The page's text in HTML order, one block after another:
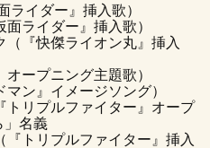
ライダー』挿入歌）
ライダー』挿入歌）
『快傑ライオン丸』挿入
ープニング主題歌）
ン』イメージソング）
トリプルファイター』オープ
」名義
『トリプルファイター』挿入